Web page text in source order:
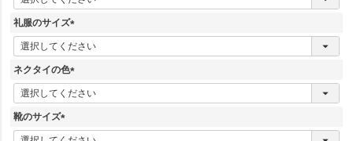
必
)
礼服のサイズ
(
必
須
)
ネクタイの色
(
必
)
靴のサイズ
(